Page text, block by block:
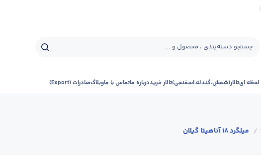
جستجو دسته‌بندی ، محصول و ...
لحظه ایتالار(شمش،گندله،اسفنجی)تالار خریددرباره ماتماس با ماوبلاگصادرات (Export)
/ میلگرد 18 آناهیتا گیلان